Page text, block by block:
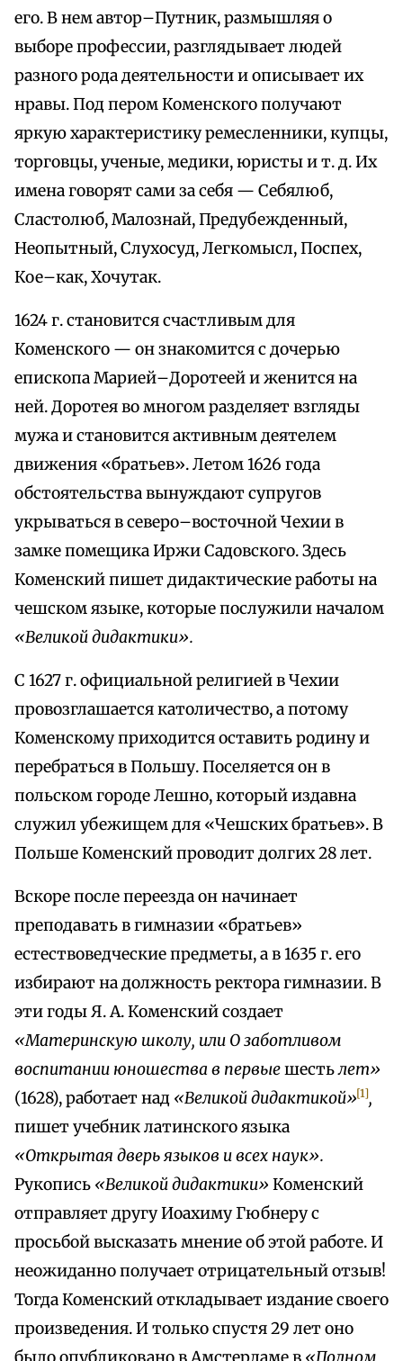
его. В нем автор–Путник, размышляя о
выборе профессии, разглядывает людей
разного рода деятельности и описывает их
нравы. Под пером Коменского получают
яркую характеристику ремесленники, купцы,
торговцы, ученые, медики, юристы и т. д. Их
имена говорят сами за себя — Себялюб,
Сластолюб, Малознай, Предубежденный,
Неопытный, Слухосуд, Легкомысл, Поспех,
Кое–как, Хочутак.
1624 г. становится счастливым для
Коменского — он знакомится с дочерью
епископа Марией–Доротеей и женится на
ней. Доротея во многом разделяет взгляды
мужа и становится активным деятелем
движения «братьев». Летом 1626 года
обстоятельства вынуждают супругов
укрываться в северо–восточной Чехии в
замке помещика Иржи Садовского. Здесь
Коменский пишет дидактические работы на
чешском языке, которые послужили началом
«Великой дидактики».
С 1627 г. официальной религией в Чехии
провозглашается католичество, а потому
Коменскому приходится оставить родину и
перебраться в Польшу. Поселяется он в
польском городе Лешно, который издавна
служил убежищем для «Чешских братьев». В
Польше Коменский проводит долгих 28 лет.
Вскоре после переезда он начинает
преподавать в гимназии «братьев»
естествоведческие предметы, а в 1635 г. его
избирают на должность ректора гимназии. В
эти годы Я. А. Коменский создает
«Материнскую школу, или О заботливом
воспитании юношества в первыешестьлет»
(1628), работает над «Великой дидактикой»[1],
пишет учебник латинского языка
«Открытая дверь языков и всех наук».
Рукопись «Великой дидактики» Коменский
отправляет другу Иоахиму Гюбнеру с
просьбой высказать мнение об этой работе. И
неожиданно получает отрицательный отзыв!
Тогда Коменский откладывает издание своего
произведения. И только спустя 29 лет оно